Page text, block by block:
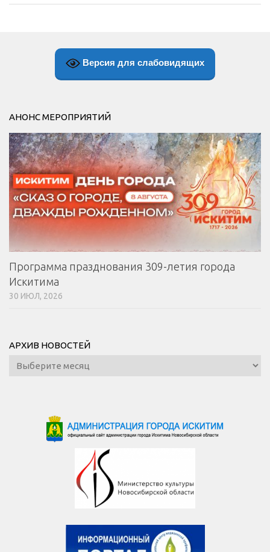
Версия для слабовидящих
АНОНС МЕРОПРИЯТИЙ
Программа празднования 309-летия города
Искитима
30 ИЮЛ, 2026
АРХИВ НОВОСТЕЙ
Архив
новостей